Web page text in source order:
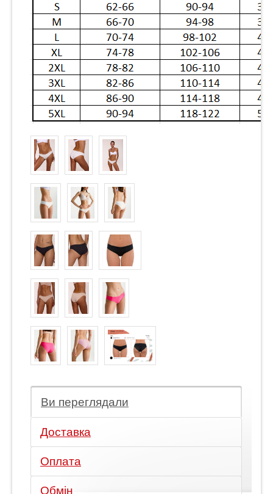
Ви переглядали
Доставка
Оплата
Обмін